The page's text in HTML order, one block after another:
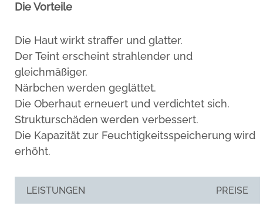
Die Vorteile
Die Haut wirkt straffer und glatter.
Der Teint erscheint strahlender und
gleichmäßiger.
Närbchen werden geglättet.
Die Oberhaut erneuert und verdichtet sich.
Strukturschäden werden verbessert.
Die Kapazität zur Feuchtigkeitsspeicherung wird
erhöht.
LEISTUNGEN PREISE